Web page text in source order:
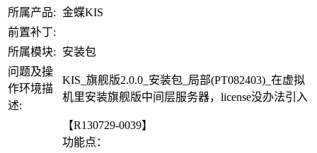
所属产品: 金蝶KIS
前置补丁:
所属模块:
安装包
问题及操
作环境描
述:
KIS_旗舰版2.0.0_安装包_局部(PT082403)_在虚拟
机里安装旗舰版中间层服务器，license没办法引入
【R130729-0039】
功能点：